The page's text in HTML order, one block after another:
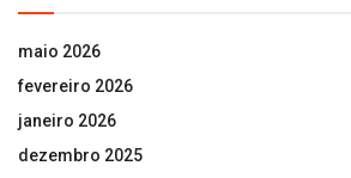
maio 2026
fevereiro 2026
janeiro 2026
dezembro 2025